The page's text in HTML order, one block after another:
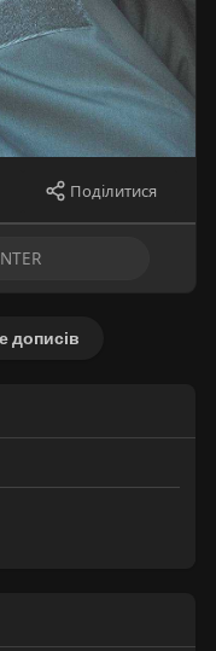
Поділитися
дописів